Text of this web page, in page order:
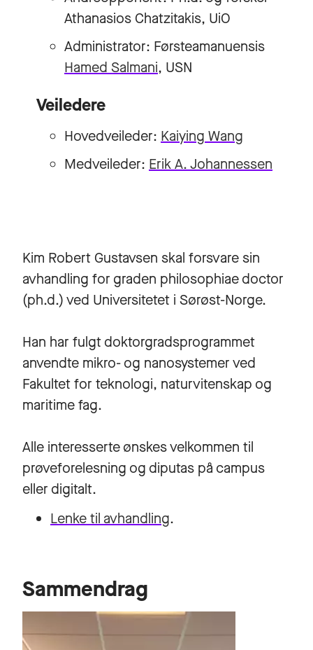
Athanasios Chatzitakis, UiO
Administrator: Førsteamanuensis
Hamed Salmani, USN
Veiledere
Hovedveileder: Kaiying Wang
Medveileder: Erik A. Johannessen
Kim Robert Gustavsen skal forsvare sin
avhandling for graden philosophiae doctor
(ph.d.) ved Universitetet i Sørøst-Norge.
Han har fulgt doktorgradsprogrammet
anvendte mikro- og nanosystemer ved
Fakultet for teknologi, naturvitenskap og
maritime fag.
Alle interesserte ønskes velkommen til
prøveforelesning og diputas på campus
eller digitalt.
Lenke til avhandling.
Sammendrag